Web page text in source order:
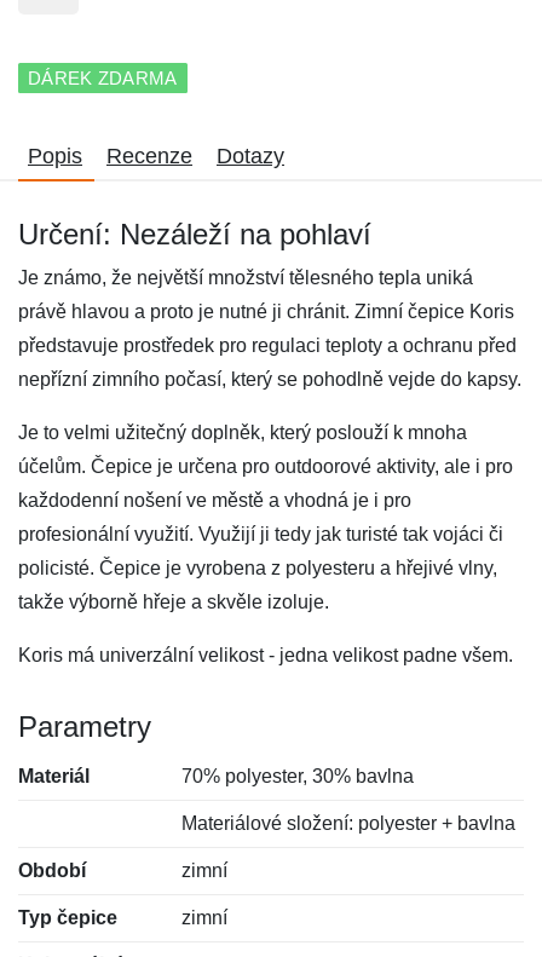
DÁREK ZDARMA
Popis Recenze Dotazy
Určení: Nezáleží na pohlaví
Je známo, že největší množství tělesného tepla uniká
právě hlavou a proto je nutné ji chránit. Zimní čepice Koris
představuje prostředek pro regulaci teploty a ochranu před
nepřízní zimního počasí, který se pohodlně vejde do kapsy.
Je to velmi užitečný doplněk, který poslouží k mnoha
účelům. Čepice je určena pro outdoorové aktivity, ale i pro
každodenní nošení ve městě a vhodná je i pro
profesionální využití. Využijí ji tedy jak turisté tak vojáci či
policisté. Čepice je vyrobena z polyesteru a hřejivé vlny,
takže výborně hřeje a skvěle izoluje.
Koris má univerzální velikost - jedna velikost padne všem.
Parametry
Materiál 70% polyester, 30% bavlna
Materiálové složení: polyester + bavlna
Období zimní
Typ čepice zimní